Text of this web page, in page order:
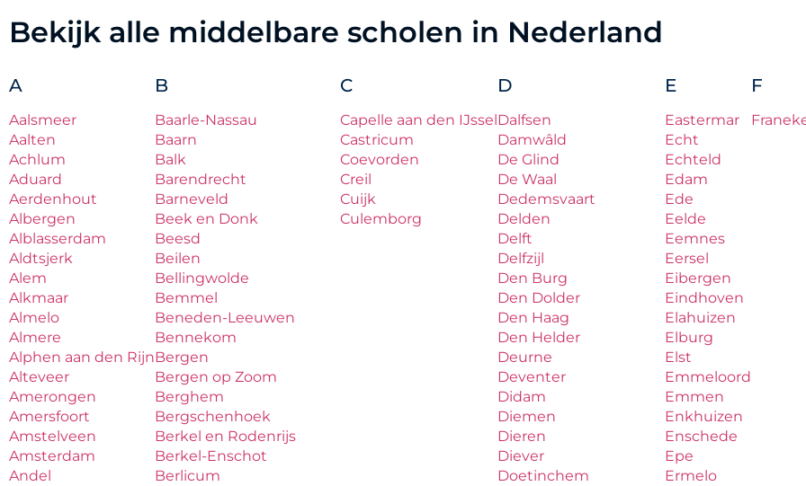
Bekijk alle middelbare scholen in Nederland
A
Aalsmeer
Aalten
Achlum
Aduard
Aerdenhout
Albergen
Alblasserdam
Aldtsjerk
Alem
Alkmaar
Almelo
Almere
Alphen aan den Rijn
Alteveer
Amerongen
Amersfoort
Amstelveen
Amsterdam
Andel
B
Baarle-Nassau
Baarn
Balk
Barendrecht
Barneveld
Beek en Donk
Beesd
Beilen
Bellingwolde
Bemmel
Beneden-Leeuwen
Bennekom
Bergen
Bergen op Zoom
Berghem
Bergschenhoek
Berkel en Rodenrijs
Berkel-Enschot
Berlicum
C
Capelle aan den IJssel
Castricum
Coevorden
Creil
Cuijk
Culemborg
D
Dalfsen
Damwâld
De Glind
De Waal
Dedemsvaart
Delden
Delft
Delfzijl
Den Burg
Den Dolder
Den Haag
Den Helder
Deurne
Deventer
Didam
Diemen
Dieren
Diever
Doetinchem
E
Eastermar
Echt
Echteld
Edam
Ede
Eelde
Eemnes
Eersel
Eibergen
Eindhoven
Elahuizen
Elburg
Elst
Emmeloord
Emmen
Enkhuizen
Enschede
Epe
Ermelo
F